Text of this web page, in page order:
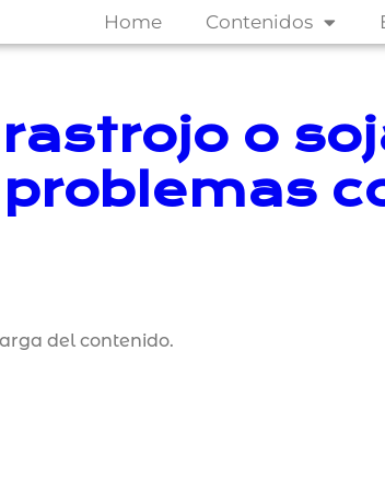
Home Contenidos
o
del contenido.